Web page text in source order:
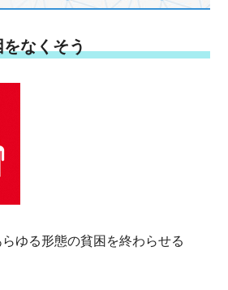
をなくそう
ゆる形態の貧困を終わらせる